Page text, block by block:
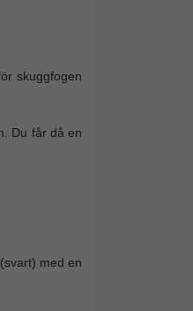
skuggfogen
Du får då en
med en